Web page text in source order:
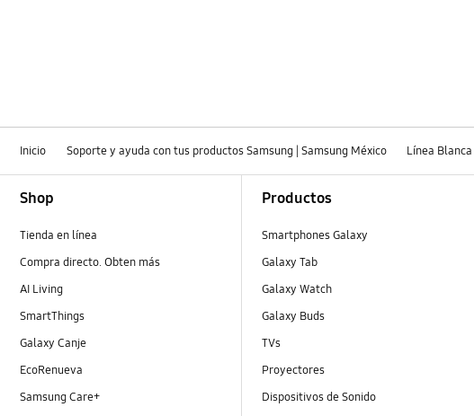
Instalación y Operación
Ruido y vibraciones
Uso
Inicio Soporte y ayuda con tus productos Samsung | Samsung México Línea Blanca
Shop
Tienda en línea
Compra directo. Obten más
AI Living
SmartThings
Galaxy Canje
EcoRenueva
Samsung Care+
Productos
Smartphones Galaxy
Galaxy Tab
Galaxy Watch
Galaxy Buds
TVs
Proyectores
Dispositivos de Sonido